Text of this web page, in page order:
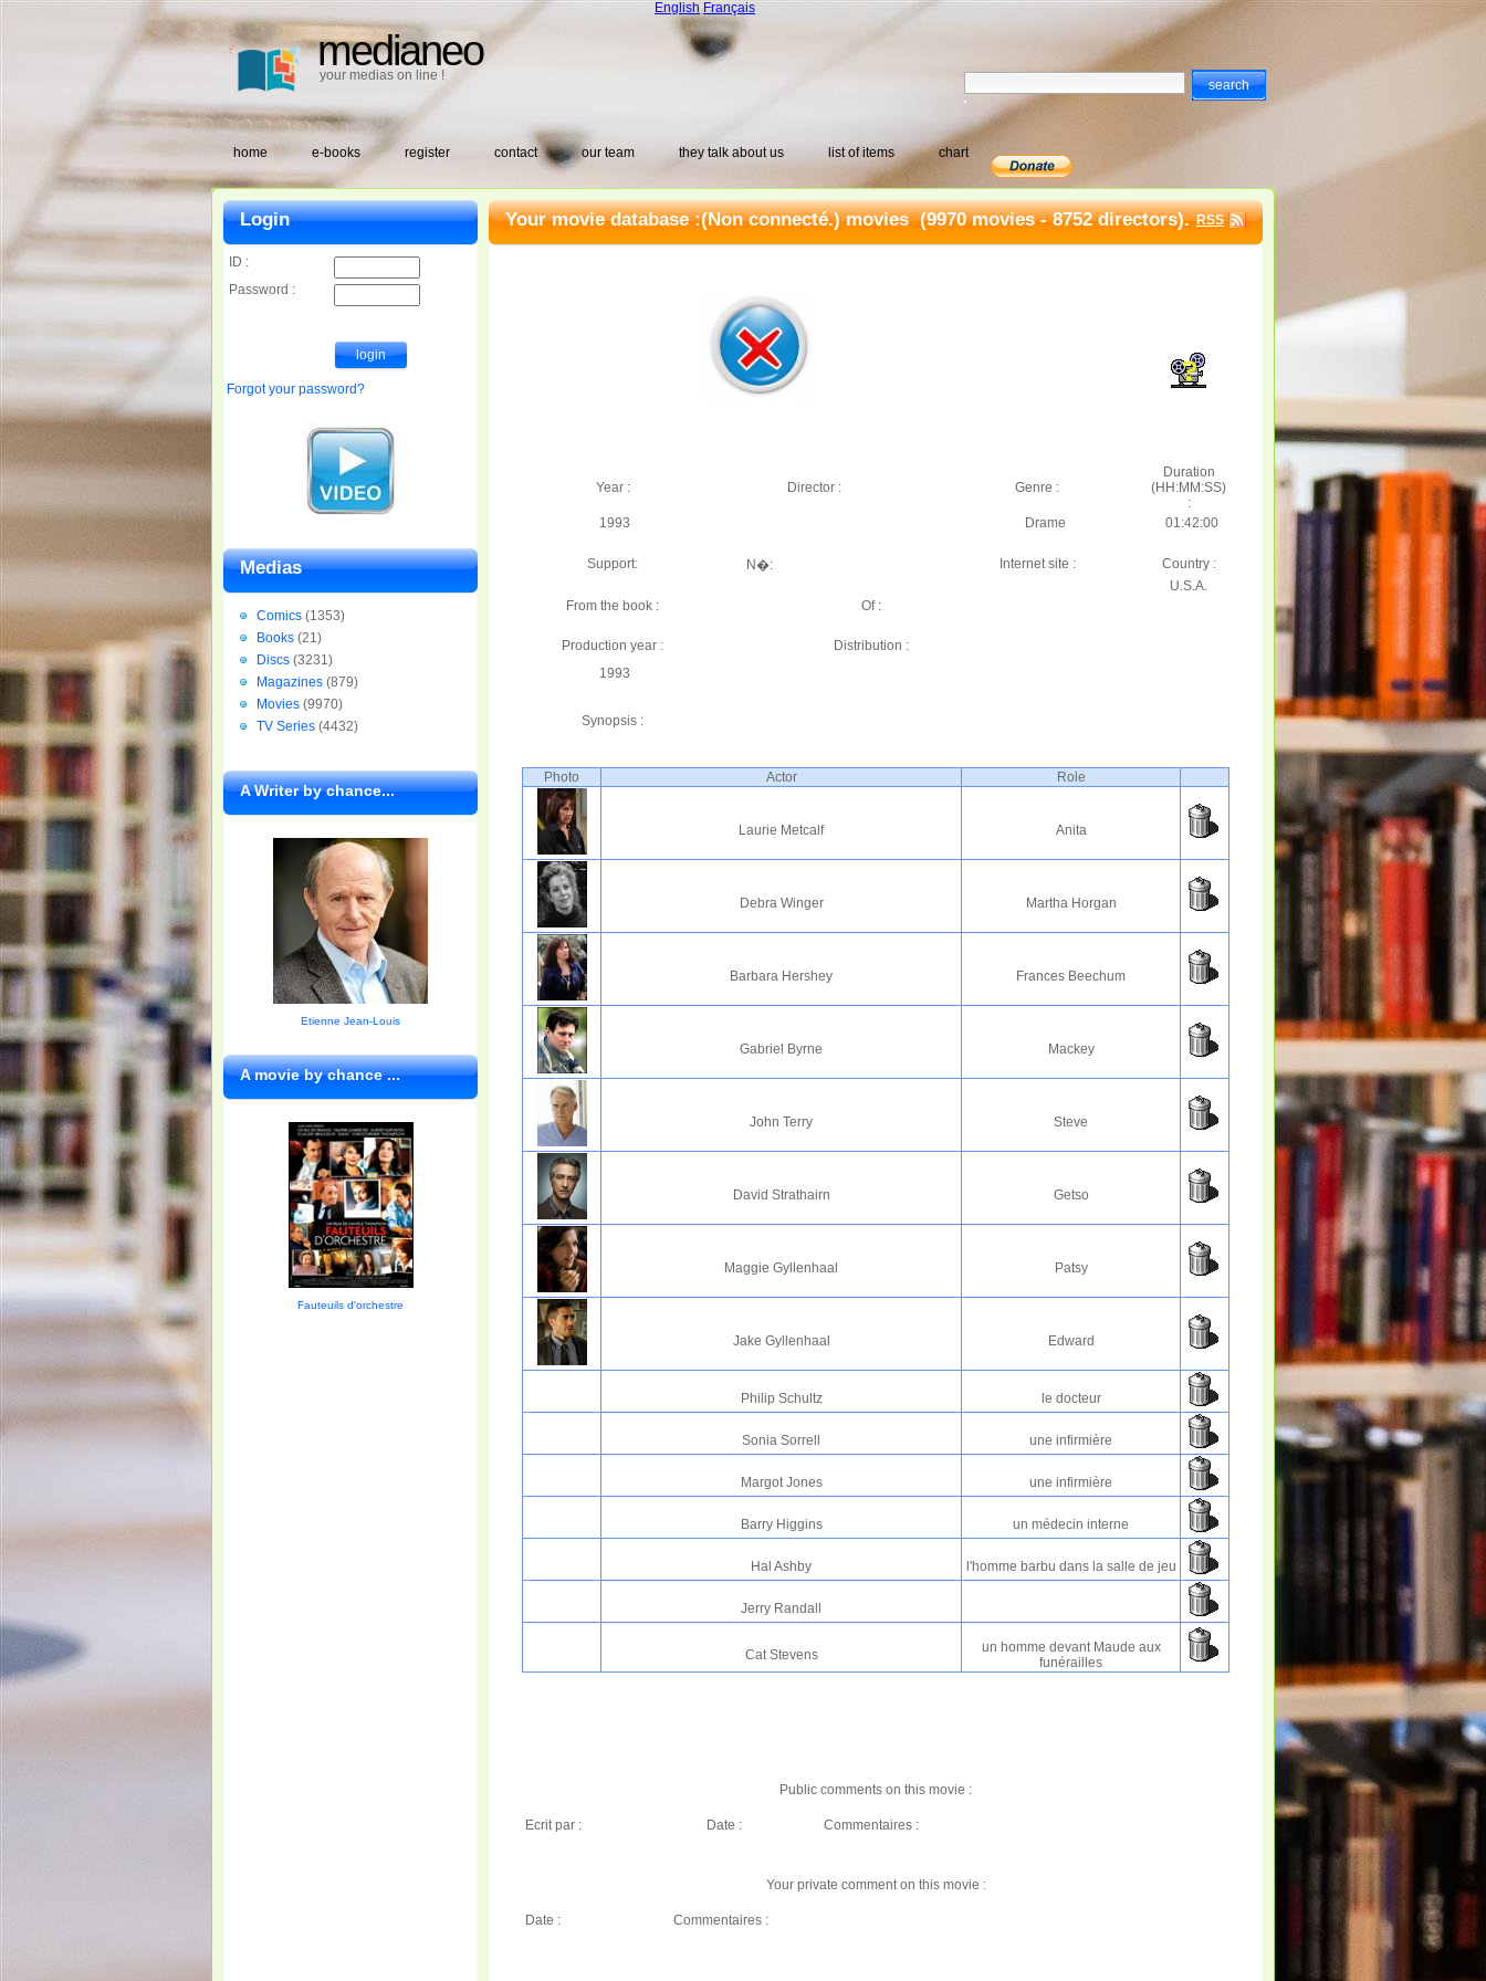
medianeo
your medias on line !
English Français
home e-books register contact our team they talk about us list of items chart
Your movie database :(Non connecté.) movies(9970 movies - 8752 directors). RSS
Year : Director : Genre :
Duration
(HH:MM:SS)
:
1993
Drame 01:42:00
Support: N�: Internet site :
Country :
U.S.A.
From the book :
Of :
Production year :
Distribution :
1993
Synopsis :
Photo Actor Role
Laurie Metcalf Anita
Debra Winger Martha Horgan
Barbara Hershey Frances Beechum
Gabriel Byrne Mackey
John Terry Steve
David Strathairn Getso
Maggie Gyllenhaal Patsy
Jake Gyllenhaal Edward
Philip Schultz le docteur
Sonia Sorrell une infirmière
Margot Jones une infirmière
Barry Higgins un médecin interne
Hal Ashby l'homme barbu dans la salle de jeu
Jerry Randall
Cat Stevens
un homme devant Maude aux
funérailles
Public comments on this movie :
Ecrit par : Date : Commentaires :
Your private comment on this movie :
Date : Commentaires :
Login
ID :
Password :
Forgot your password?
Medias
Comics (1353)
Books (21)
Discs (3231)
Magazines (879)
Movies (9970)
TV Series (4432)
A Writer by chance...
Etienne Jean-Louis
A movie by chance ...
Fauteuils d'orchestre